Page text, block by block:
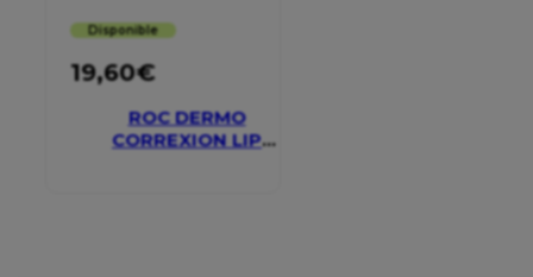
Disponible
19,60€
ROC DERMO
CORREXION LIP